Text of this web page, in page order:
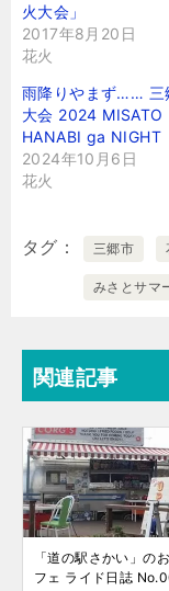
火大会」
2017年8月20日
花火
雨降りやまず…… 三
大会 2024 MISATO
HANABI ga NIGHT
2024年10月6日
花火
タグ 三郷市
みさとサマ
関連記事
「道の駅さかい」の
フェ ライド日誌